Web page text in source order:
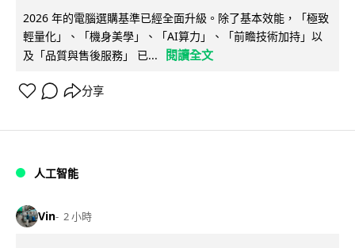
2026 年的電腦選購基準已經全面升級。除了基本效能，「極致
輕量化」、「機身美學」、「AI算力」、「前瞻技術加持」以
及「品質與售後服務」 已...
閱讀全文
分享
人工智能
Vin 2 小時